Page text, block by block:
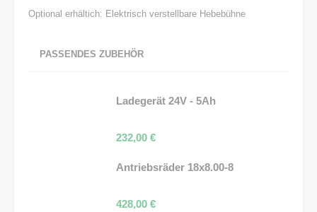
Optional erhältich: Elektrisch verstellbare Hebebühne
PASSENDES ZUBEHÖR
Ladegerät 24V - 5Ah
232,00 €
Antriebsräder 18x8.00-8
428,00 €